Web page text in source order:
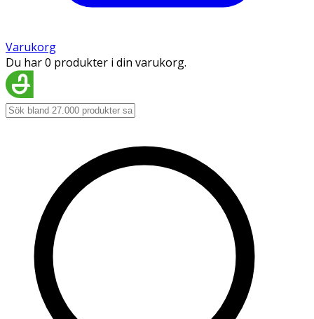
Varukorg
Du har 0 produkter i din varukorg.